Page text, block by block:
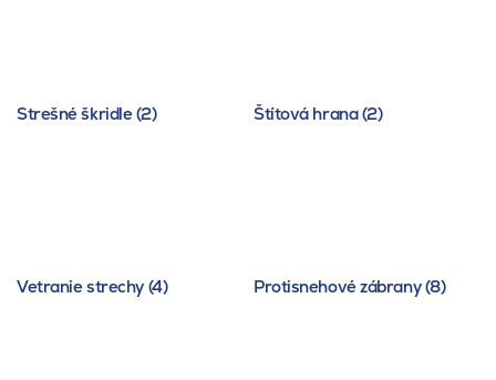
Strešné škridle (2) Štítová hrana (2)
Vetranie strechy (4) Protisnehové zábrany (8)